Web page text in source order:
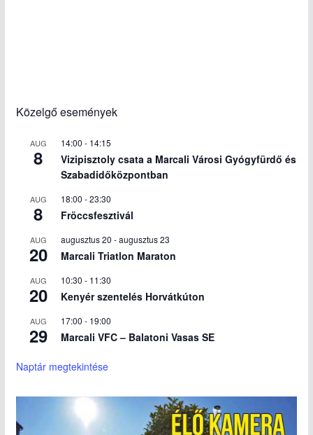
Közelgő események
AUG
8
14:00 - 14:15
Vizipisztoly csata a Marcali Városi Gyógyfürdő és
Szabadidőközpontban
AUG
8
18:00 -23:30
Fröccsfesztivál
AUG
20
augusztus 20 -augusztus 23
Marcali Triatlon Maraton
AUG
20
10:30 - 11:30
Kenyér szentelés Horvátkúton
AUG
29
17:00 - 19:00
Marcali VFC – Balatoni Vasas SE
Naptár megtekintése